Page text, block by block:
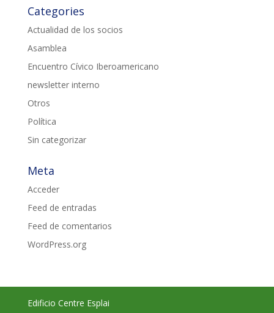
Categories
Actualidad de los socios
Asamblea
Encuentro Cívico Iberoamericano
newsletter interno
Otros
Política
Sin categorizar
Meta
Acceder
Feed de entradas
Feed de comentarios
WordPress.org
Edificio Centre Esplai